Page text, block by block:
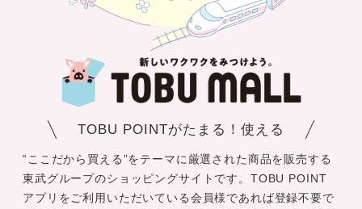
TOBU POINTがたまる！使える
“ここだから買える”をテーマに厳選された商品を販売する
東武グループのショッピングサイトです。TOBU POINT
アプリをご利用いただいている会員様であれば登録不要で